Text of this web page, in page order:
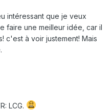
intéressant que je veux
faire une meilleur idée, car il
c'est à voir justement! Mais
LCG.